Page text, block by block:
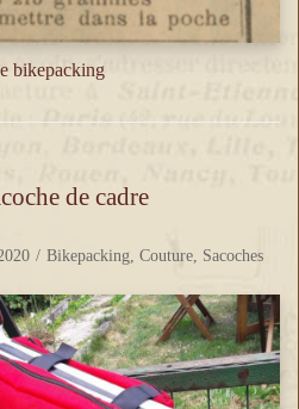
bikepacking
de cadre
Bikepacking Couture Sacoches